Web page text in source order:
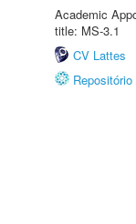
Academic
title: MS-3.1
CV Lattes